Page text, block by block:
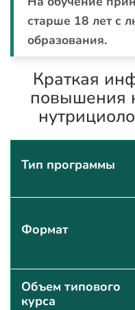
старше 18 лет с
образования.
Краткая
повышения
Тип программы
Формат
Объем типового
курса